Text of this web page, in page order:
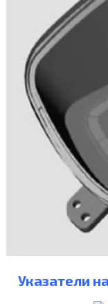
Указатели